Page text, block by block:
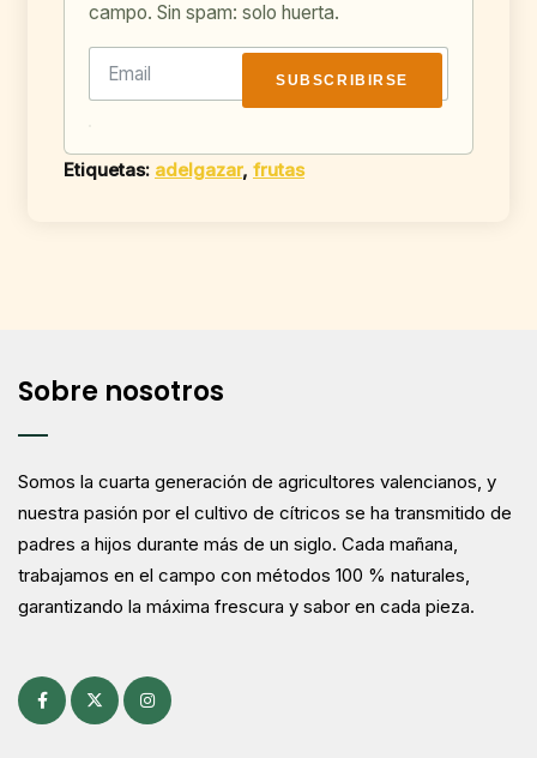
campo. Sin spam: solo huerta.
SUBSCRIBIRSE
Etiquetas: adelgazar, frutas
Sobre nosotros
Somos la cuarta generación de agricultores valencianos, y
nuestra pasión por el cultivo de cítricos se ha transmitido de
padres a hijos durante más de un siglo. Cada mañana,
trabajamos en el campo con métodos 100 % naturales,
garantizando la máxima frescura y sabor en cada pieza.